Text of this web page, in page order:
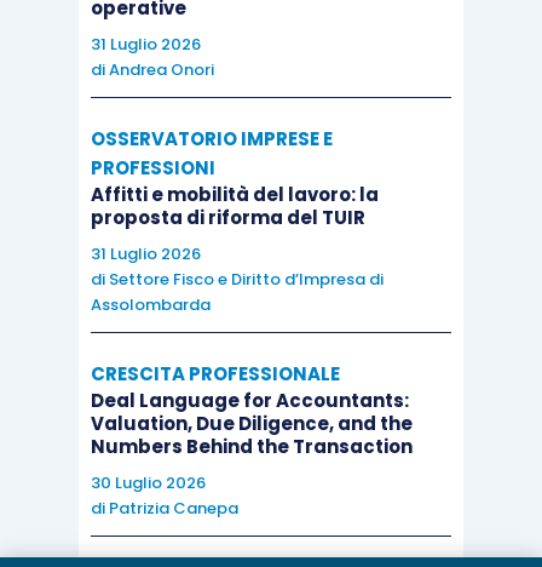
un ventesimo quando la cooperativa ha più di
tremila soci, hanno
attraverso un rappresentante, eventualmente
libro delle adunanze e delle deliberazioni del
consiglio di amministrazione e il libro delle
deliberazioni del comitato esecutivo
Tali dirittinon spettano ai soci in mora
mancata esecuzione dei conferimenti o
inadempientirispetto alle obbligazioni contratte
con la società.
Se la cooperativa è “in regime di Srl”
applicherà invece l’articolo 2476, comma 2, cod.
operative
31 Luglio 2026
diAndrea Onori
OSSERVATORIO IMPRESE E
PROFESSIONI
Affitti e mobilità del lavoro: la
proposta di riforma del TUIR
31 Luglio 2026
di Settore Fisco e Diritto d’Impresa di
Assolombarda
CRESCITA PROFESSIONALE
Deal Language for Accountants:
Valuation, Due Diligence, and the
Numbers Behind the Transaction
30 Luglio 2026
di Patrizia Canepa